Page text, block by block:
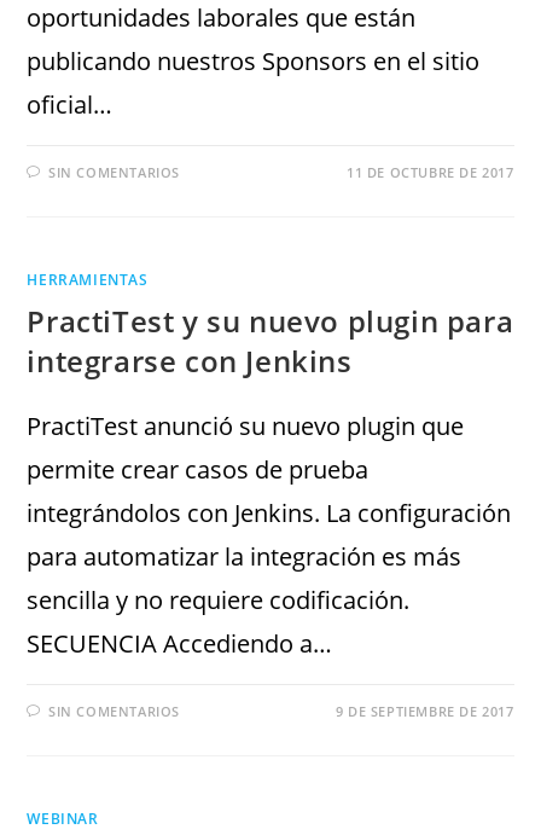
oportunidades laborales que están
publicando nuestros Sponsors en el sitio
oficial…
SIN COMENTARIOS 11 DE OCTUBRE DE 2017
HERRAMIENTAS
PractiTest y su nuevo plugin para
integrarse con Jenkins
PractiTest anunció su nuevo plugin que
permite crear casos de prueba
integrándolos con Jenkins. La configuración
para automatizar la integración es más
sencilla y no requiere codificación.
SECUENCIA Accediendo a…
SIN COMENTARIOS 9 DE SEPTIEMBRE DE 2017
WEBINAR